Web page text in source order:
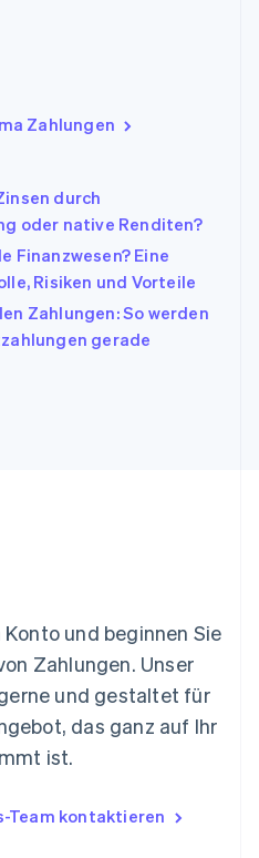
Zahlungen
durch
oder native Renditen?
Finanzwesen? Eine
Risiken und Vorteile
Zahlungen: So werden
gerade
und beginnen Sie
Zahlungen. Unser
und gestaltet für
das ganz auf Ihr
ist.
Team kontaktieren